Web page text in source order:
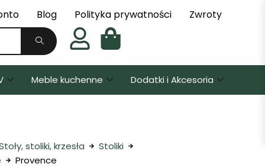
Blog Polityka prywatności Zwroty
Meble kuchenne Dodatki i Akcesoria
stoliki, krzesła
Stoliki
Provence